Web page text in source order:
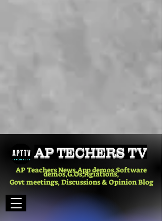
AP TECHERS TV
AP Teachers News,App demos,Software
demos,G.Os,Agiations,
Govt meetings, Discussions & Opinion Blog